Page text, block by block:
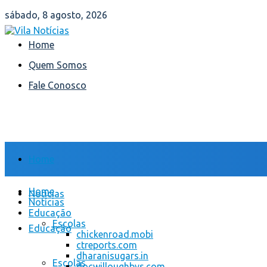
sábado, 8 agosto, 2026
Home
Quem Somos
Fale Conosco
Home
Notícias
Educação
Escolas
Home
Notícias
Educação
Escolas
chickenroad.mobi
ctreports.com
dharanisugars.in